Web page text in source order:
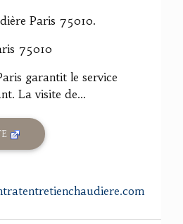
Paris 75010.
75010
garantit le service
La visite de...